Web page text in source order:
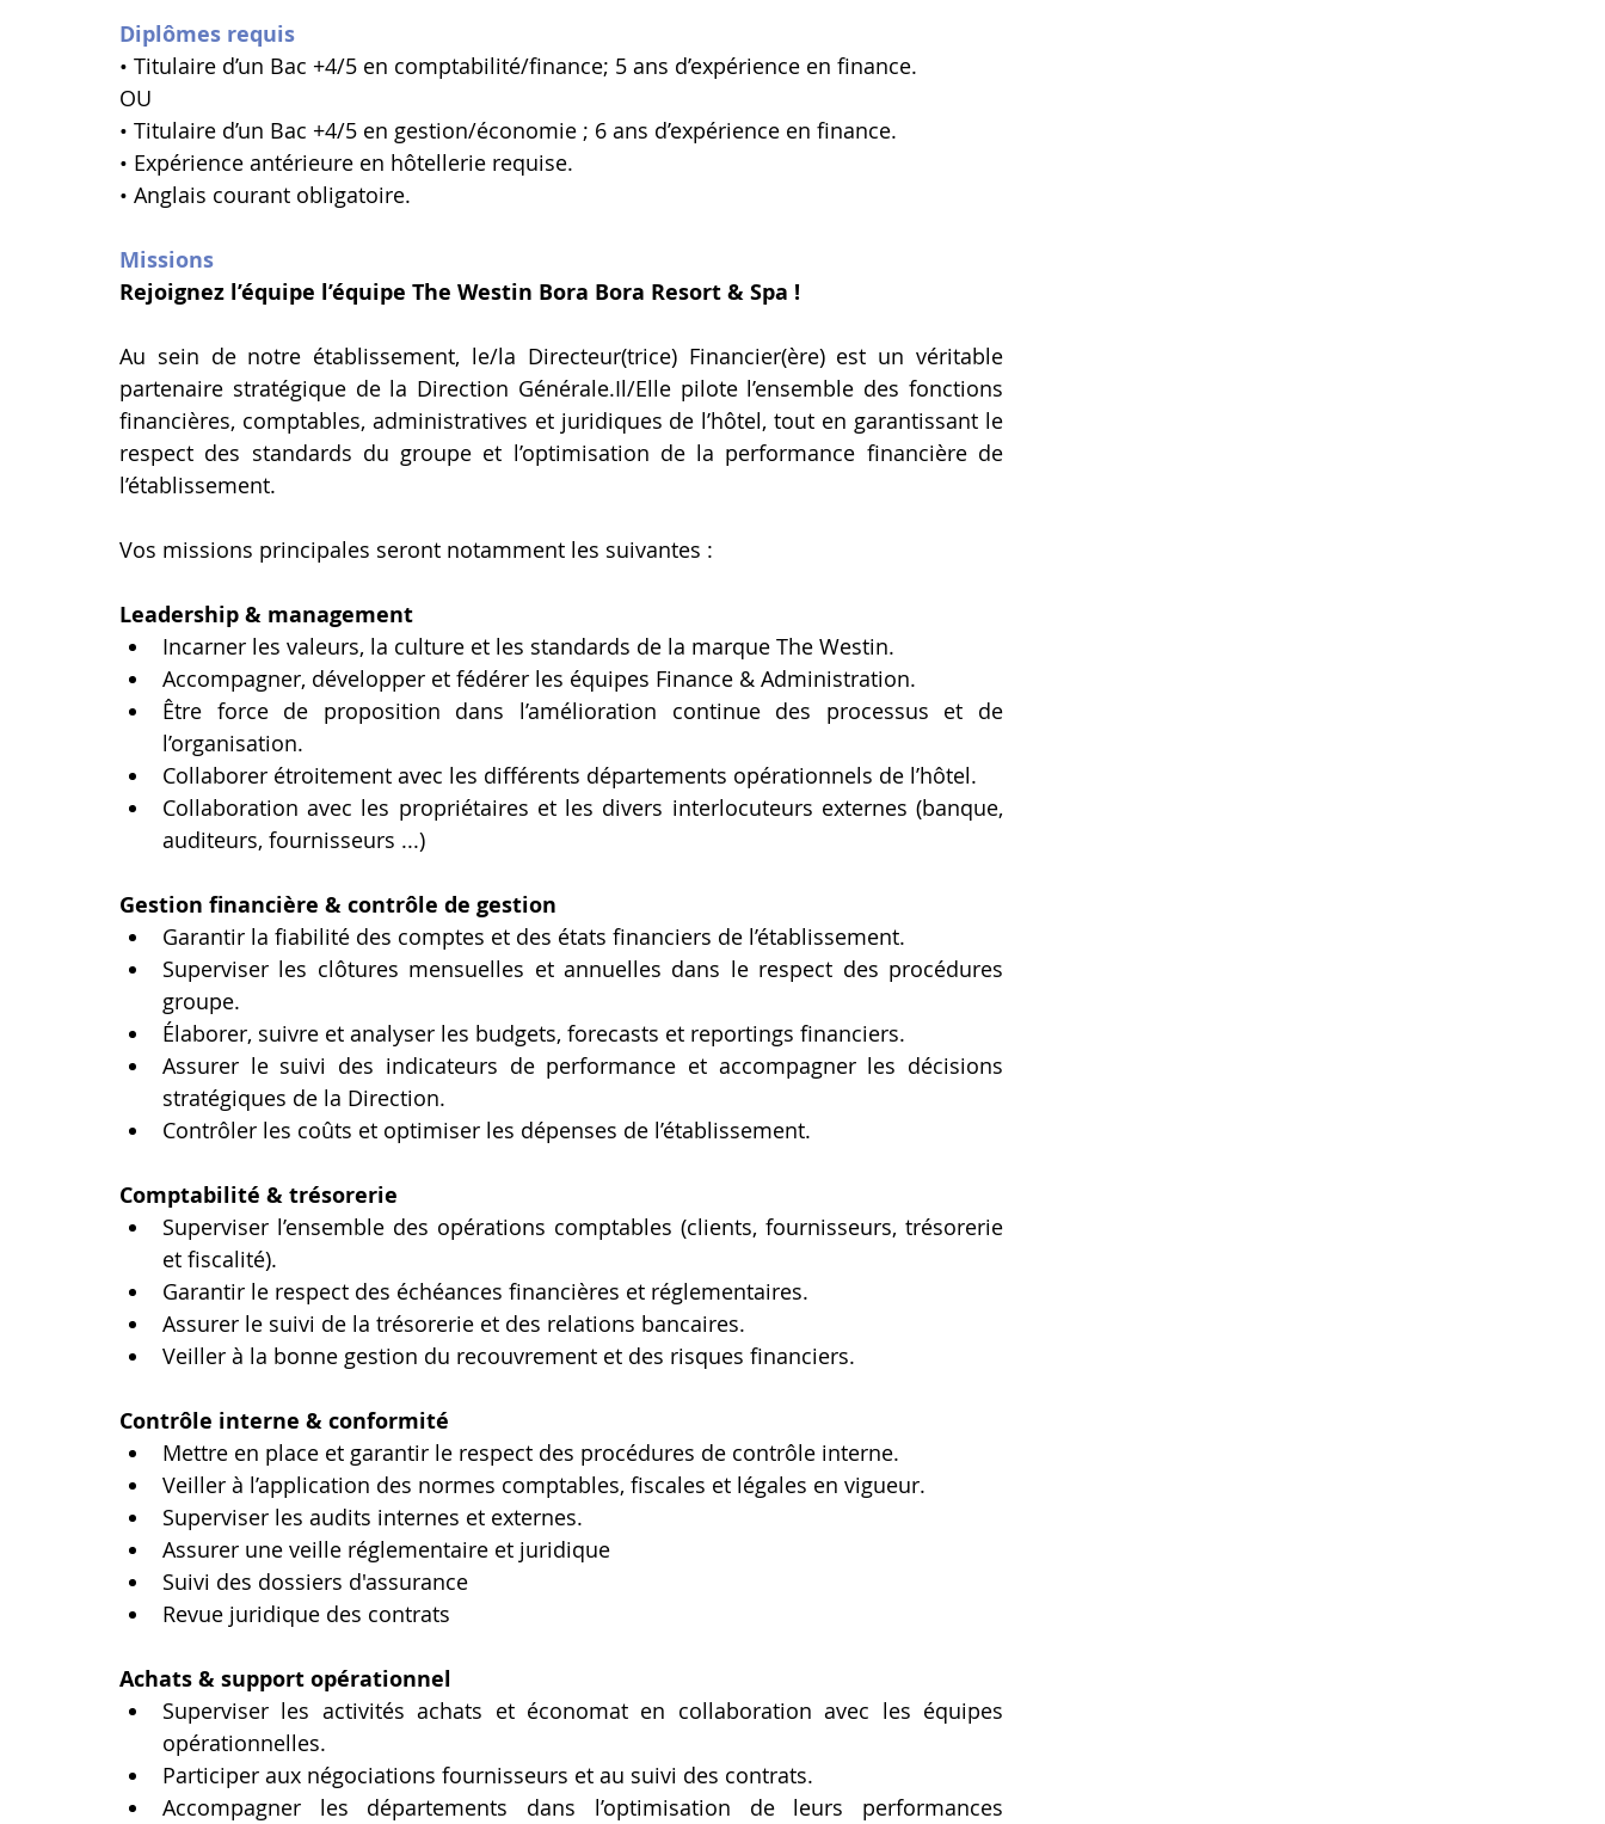
Diplômes requis
• Titulaire d’un Bac +4/5 en comptabilité/finance; 5 ans d’expérience en finance.
OU
• Titulaire d’un Bac +4/5 en gestion/économie ; 6 ans d’expérience en finance.
• Expérience antérieure en hôtellerie requise.
• Anglais courant obligatoire.
Missions
Rejoignez l’équipe l’équipe The Westin Bora Bora Resort & Spa !
Au sein de notre établissement, le/la Directeur(trice) Financier(ère) est un véritable
partenaire stratégique de la Direction Générale.Il/Elle pilote l’ensemble des fonctions
financières, comptables, administratives et juridiques de l’hôtel, tout en garantissant le
respect des standards du groupe et l’optimisation de la performance financière de
l’établissement.
Vos missions principales seront notamment les suivantes :
Leadership & management
Incarner les valeurs, la culture et les standards de la marque The Westin.
Accompagner, développer et fédérer les équipes Finance & Administration.
Être force de proposition dans l’amélioration continue des processus et de
l’organisation.
Collaborer étroitement avec les différents départements opérationnels de l’hôtel.
Collaboration avec les propriétaires et les divers interlocuteurs externes (banque,
auditeurs, fournisseurs ...)
Gestion financière & contrôle de gestion
Garantir la fiabilité des comptes et des états financiers de l’établissement.
Superviser les clôtures mensuelles et annuelles dans le respect des procédures
groupe.
Élaborer, suivre et analyser les budgets, forecasts et reportings financiers.
Assurer le suivi des indicateurs de performance et accompagner les décisions
stratégiques de la Direction.
Contrôler les coûts et optimiser les dépenses de l’établissement.
Comptabilité & trésorerie
Superviser l’ensemble des opérations comptables (clients, fournisseurs, trésorerie
et fiscalité).
Garantir le respect des échéances financières et réglementaires.
Assurer le suivi de la trésorerie et des relations bancaires.
Veiller à la bonne gestion du recouvrement et des risques financiers.
Contrôle interne & conformité
Mettre en place et garantir le respect des procédures de contrôle interne.
Veiller à l’application des normes comptables, fiscales et légales en vigueur.
Superviser les audits internes et externes.
Assurer une veille réglementaire et juridique
Suivi des dossiers d'assurance
Revue juridique des contrats
Achats & support opérationnel
Superviser les activités achats et économat en collaboration avec les équipes
opérationnelles.
Participer aux négociations fournisseurs et au suivi des contrats.
Accompagner les départements dans l’optimisation de leurs performances